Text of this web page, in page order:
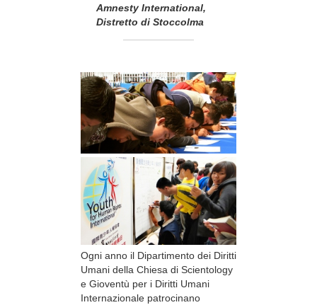
Amnesty International,
Distretto di Stoccolma
Ogni anno il Dipartimento dei Diritti
Umani della Chiesa di Scientology
e Gioventù per i Diritti Umani
Internazionale patrocinano